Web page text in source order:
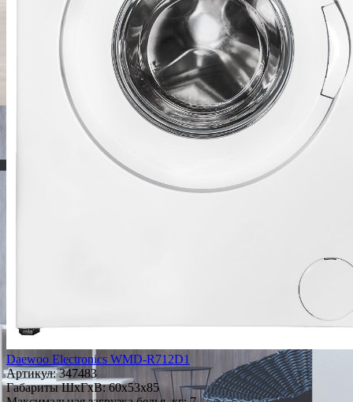
Daewoo Electronics WMD-R712D1
Артикул:347483
Габариты ШxГxВ: 60x53x85